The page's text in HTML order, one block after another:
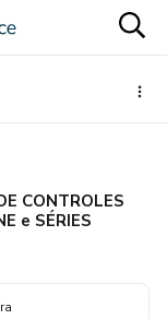
CONTROLES
e SÉRIES